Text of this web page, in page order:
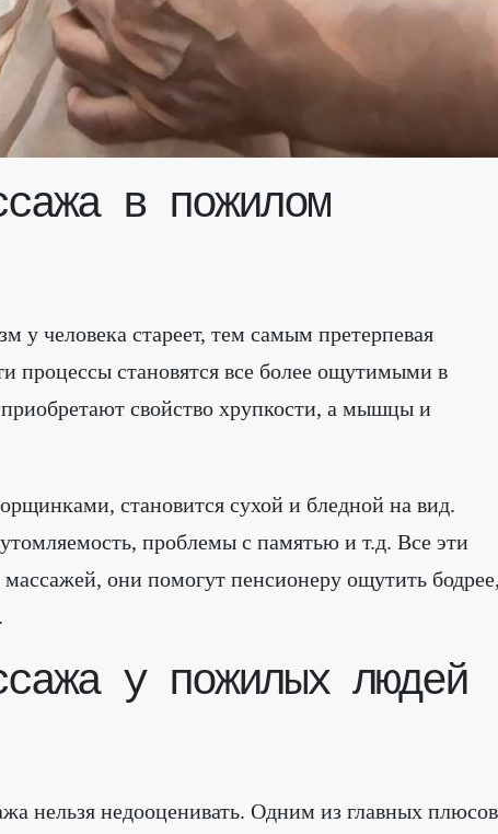
в пожилом
у человека стареет, тем самым претерпевая
процессы становятся все более ощутимыми в
свойство хрупкости, а мышцы и
становится сухой и бледной на вид.
проблемы с памятью и т.д. Все эти
они помогут пенсионеру ощутить
у пожилых людей
нельзя недооценивать. Одним из главных плюсов